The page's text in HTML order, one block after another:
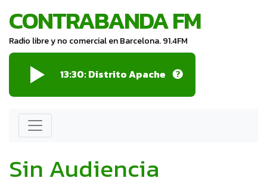
CONTRABANDA FM
Radio libre y no comercial en Barcelona. 91.4FM
13:30:Distrito Apache
Sin Audiencia